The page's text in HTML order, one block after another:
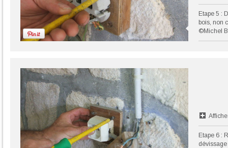
Etape 5 :
bois, non
©Michel
Etape 6 :